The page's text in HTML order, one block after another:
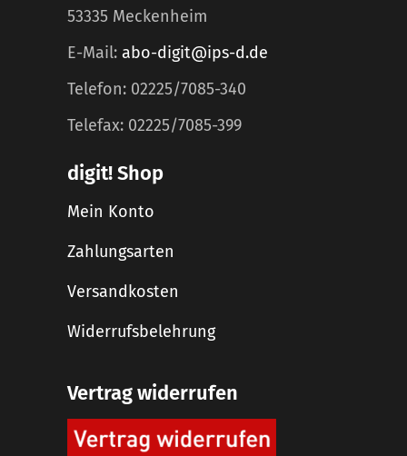
53335 Meckenheim
E-Mail: abo-digit@ips-d.de
Telefon: 02225/7085-340
Telefax: 02225/7085-399
digit! Shop
Mein Konto
Zahlungsarten
Versandkosten
Widerrufsbelehrung
Vertrag widerrufen